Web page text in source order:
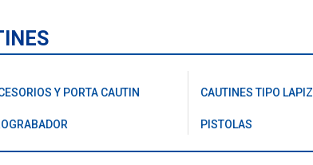
Y PORTA CAUTIN CAUTINES TIPO LAPIZ
PISTOLAS